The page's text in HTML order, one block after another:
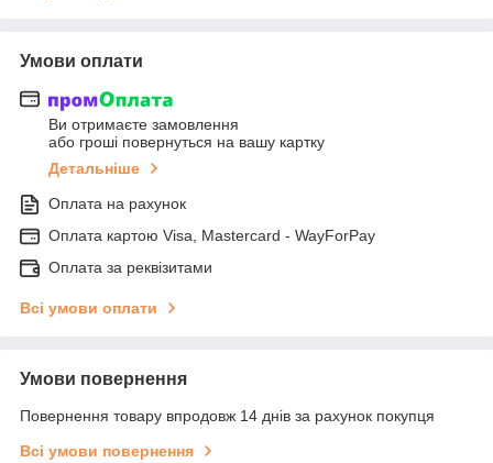
Умови оплати
Ви отримаєте замовлення
або гроші повернуться на вашу картку
Детальніше
Оплата на рахунок
Оплата картою Visa, Mastercard - WayForPay
Оплата за реквізитами
Всі умови оплати
Умови повернення
Повернення товару впродовж 14 днів за рахунок покупця
Всі умови повернення